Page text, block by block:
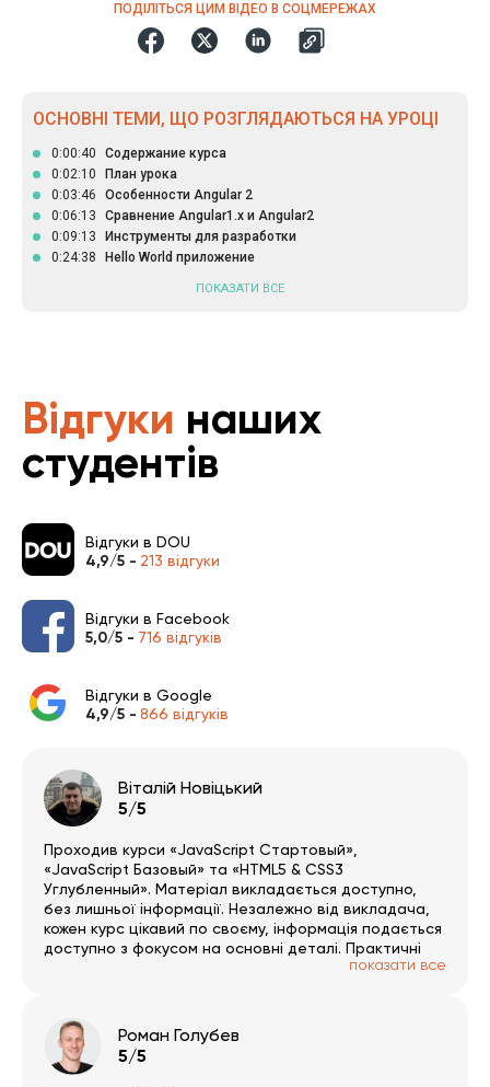
ПОДІЛІТЬСЯ ЦИМ ВІДЕО В СОЦМЕРЕЖАХ
ОСНОВНІ ТЕМИ, ЩО РОЗГЛЯДАЮТЬСЯ НА УРОЦІ
0:00:40
Содержание курса
0:02:10
План урока
0:03:46
Особенности Angular 2
0:06:13
Сравнение Angular1.x и Angular2
0:09:13
Инструменты для разработки
0:24:38
Hello World приложение
ПОКАЗАТИ ВСЕ
Відгуки наших
студентів
Відгуки в DOU
4,9/5 - 213 відгуки
Відгуки в Facebook
5,0/5 - 716 відгуків
Відгуки в Google
4,9/5 - 866 відгуків
Віталій Новіцький
5/5
Проходив курси «JavaScript Стартовый»,
«JavaScript Базовый» та «HTML5 & CSS3
Углубленный». Матеріал викладається доступно,
без лишньої інформації. Незалежно від викладача,
кожен курс цікавий по своєму, інформація подається
доступно з фокусом на основні деталі. Практичні
завдання цікаві й допомагають повністю
пройденого матеріалу можна пройти тестування, з
об’єктивним оцінюванням засвоєних знань, і
отримати сертифікат. Раджу усім.
показати все
Роман Голубев
5/5